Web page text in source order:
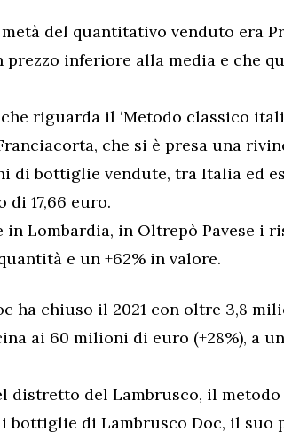
del quantitativo venduto era
prezzo inferiore alla media e che
riguarda il ‘Metodo classico
che si è presa una
di bottiglie vendute, tra Italia ed
di 17,66 euro.
in Lombardia, in Oltrepò Pavese
e un +62% in valore.
ha chiuso il 2021 con oltre 3,8
ai 60 milioni di euro (+28%), a
distretto del Lambrusco, il
bottiglie di Lambrusco Doc, il suo